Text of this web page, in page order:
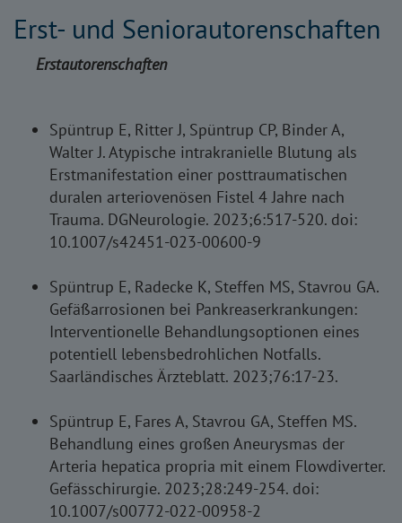
Erst- und Seniorautorenschaften
Erstautorenschaften
Spüntrup E, Ritter J, Spüntrup CP, Binder A,
Walter J. Atypische intrakranielle Blutung als
Erstmanifestation einer posttraumatischen
duralen arteriovenösen Fistel 4 Jahre nach
Trauma. DGNeurologie. 2023;6:517-520. doi:
10.1007/s42451-023-00600-9
Spüntrup E, Radecke K, Steffen MS, Stavrou GA.
Gefäßarrosionen bei Pankreaserkrankungen:
Interventionelle Behandlungsoptionen eines
potentiell lebensbedrohlichen Notfalls.
Saarländisches Ärzteblatt. 2023;76:17-23.
Spüntrup E, Fares A, Stavrou GA, Steffen MS.
Behandlung eines großen Aneurysmas der
Arteria hepatica propria mit einem Flowdiverter.
Gefässchirurgie. 2023;28:249-254. doi:
10.1007/s00772-022-00958-2